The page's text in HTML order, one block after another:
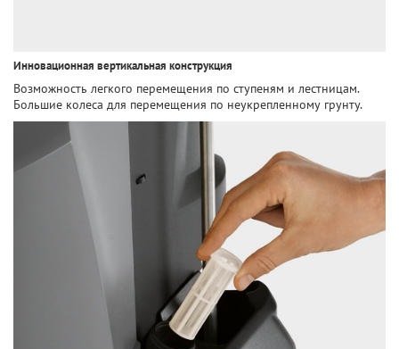
Инновационная вертикальная конструкция
Возможность легкого перемещения по ступеням и лестницам.
Большие колеса для перемещения по неукрепленному грунту.